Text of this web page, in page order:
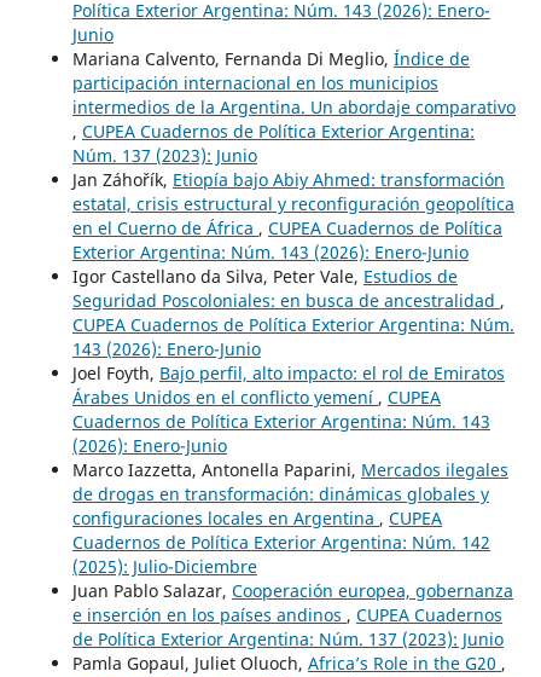
Política Exterior Argentina: Núm. 143 (2026): Enero-
Junio
Mariana Calvento, Fernanda Di Meglio, Índice de
participación internacional en los municipios
intermedios de la Argentina. Un abordaje comparativo
, CUPEA Cuadernos de Política Exterior Argentina:
Núm. 137 (2023): Junio
Jan Záhořík, Etiopía bajo Abiy Ahmed: transformación
estatal, crisis estructural y reconfiguración geopolítica
en el Cuerno de África , CUPEA Cuadernos de Política
Exterior Argentina: Núm. 143 (2026): Enero-Junio
Igor Castellano da Silva, Peter Vale, Estudios de
Seguridad Poscoloniales: en busca de ancestralidad ,
CUPEA Cuadernos de Política Exterior Argentina: Núm.
143 (2026): Enero-Junio
Joel Foyth, Bajo perfil, alto impacto: el rol de Emiratos
Árabes Unidos en el conflicto yemení , CUPEA
Cuadernos de Política Exterior Argentina: Núm. 143
(2026): Enero-Junio
Marco Iazzetta, Antonella Paparini, Mercados ilegales
de drogas en transformación: dinámicas globales y
configuraciones locales en Argentina , CUPEA
Cuadernos de Política Exterior Argentina: Núm. 142
(2025): Julio-Diciembre
Juan Pablo Salazar, Cooperación europea, gobernanza
e inserción en los países andinos , CUPEA Cuadernos
de Política Exterior Argentina: Núm. 137 (2023): Junio
Pamla Gopaul, Juliet Oluoch, Africa’s Role in the G20 ,